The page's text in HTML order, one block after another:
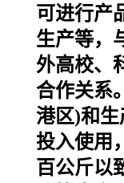
可进行产
生产等，
外高校、
合作关系
港区)和
投入使用
百公斤以